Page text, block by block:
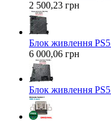
2 500,23 грн
Блок живлення
6 000,06 грн
Блок живлення